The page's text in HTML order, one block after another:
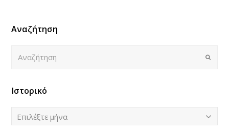
Αναζήτηση
Submit
Ιστορικό
Ιστορικό
Επιλέξτε μήνα